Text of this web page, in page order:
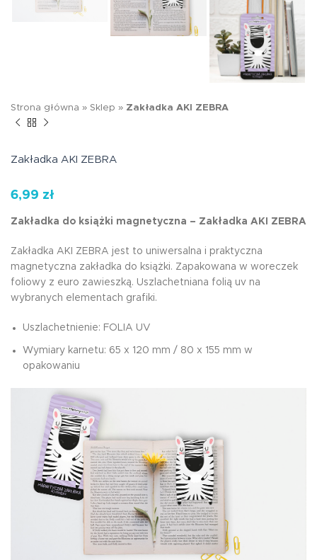
Strona główna » Sklep » Zakładka AKI ZEBRA
Zakładka AKI ZEBRA
6,99 zł
Zakładka do książki magnetyczna – Zakładka AKI ZEBRA
Zakładka AKI ZEBRA jest to uniwersalna i praktyczna
magnetyczna zakładka do książki. Zapakowana w woreczek
foliowy z euro zawieszką. Uszlachetniana folią uv na
wybranych elementach grafiki.
Uszlachetnienie: FOLIA UV
Wymiary karnetu: 65 x 120 mm / 80 x 155 mm w
opakowaniu